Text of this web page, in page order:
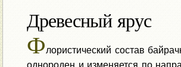
Древесный ярус
Флористический состав